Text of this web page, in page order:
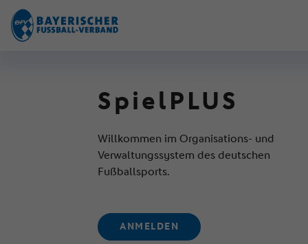
SpielPLUS
Willkommen im Organisations- und
Verwaltungssystem des deutschen
Fußballsports.
ANMELDEN